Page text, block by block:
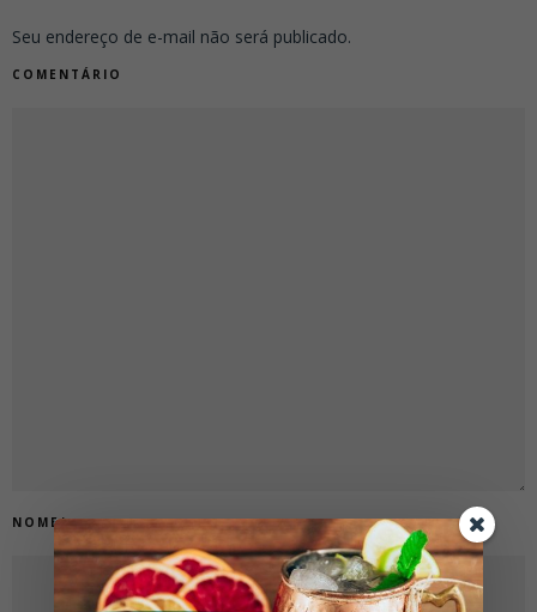
Seu endereço de e-mail não será publicado.
COMENTÁRIO
NOME*